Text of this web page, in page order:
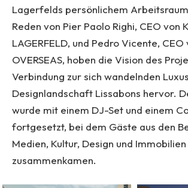
Lagerfelds persönlichem
Reden von Pier Paolo Righi, CEO von
LAGERFELD, und Pedro Vicente, CEO
OVERSEAS, hoben die Vision des
Verbindung zur sich wandelnden
Designlandschaft Lissabons hervor.
wurde mit einem DJ-Set und einem
fortgesetzt, bei dem Gäste aus den
Medien, Kultur, Design und Immobilien
zusammenkamen.